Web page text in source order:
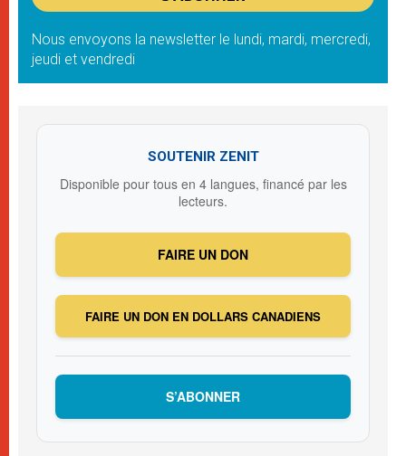
Nous envoyons la newsletter le lundi, mardi, mercredi,
jeudi et vendredi
SOUTENIR ZENIT
Disponible pour tous en 4 langues, financé par les
lecteurs.
FAIRE UN DON
FAIRE UN DON EN DOLLARS CANADIENS
S’ABONNER